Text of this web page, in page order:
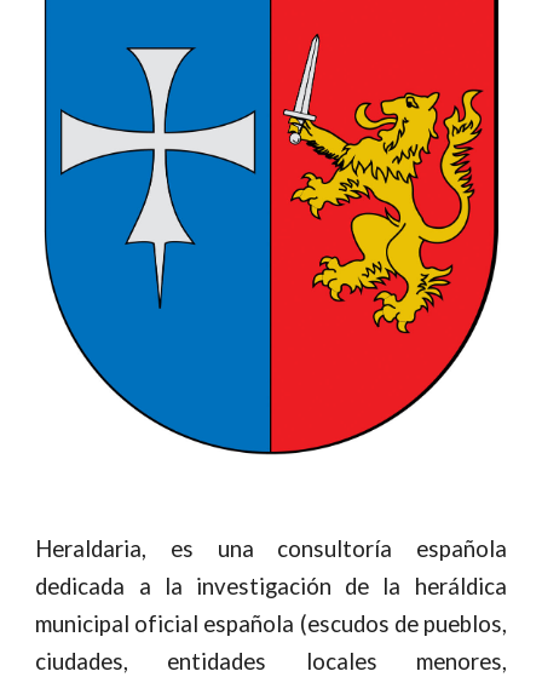
Heraldaria, es una consultoría española
dedicada a la investigación de la heráldica
municipal oficial española (escudos de pueblos,
ciudades, entidades locales menores,